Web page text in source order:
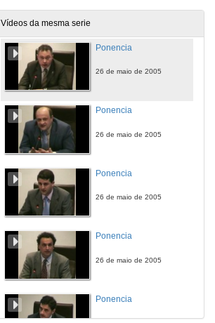
Vídeos da mesma serie
26 de maio de 2005
Ponencia
26 de maio de 2005
Ponencia
26 de maio de 2005
Ponencia
26 de maio de 2005
Ponencia
26 de maio de 2005
Ponencia